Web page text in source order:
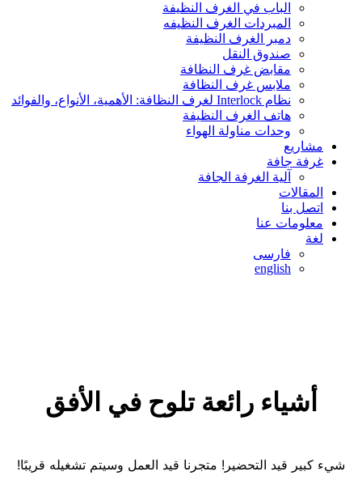
الباب في الغرف النظيفة
المبردات الغرف النظیفه
دمبر الغرف النظيفة
صندوق النقل
مقابض غرف النظافة
ملابس غرف النظافة
نظام Interlock لغرف النظافة: الأهمية، الأنواع، والفوائد
هاتف الغرف النظيفة
وحدات مناولة الهواء
مشاريع
غرفة جافة
آلية الغرفة الجافة
المقالات
اتصل بنا
معلومات عنا
لغة
فارسی
english
أشياء رائعة تلوح في الأفق
شيء كبير قيد التحضير! متجرنا قيد العمل وسيتم تشغيله قريبًا!